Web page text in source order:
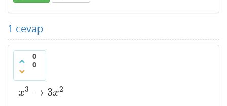
1 cevap
0
0
x3 → 3x2
x3→3x 2